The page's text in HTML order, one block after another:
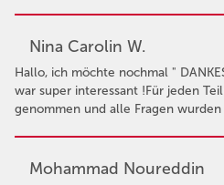
Nina Carolin W.
Hallo, ich möchte nochmal "
war super interessant !Für jeden
genommen und alle Fragen
Mohammad Noureddin